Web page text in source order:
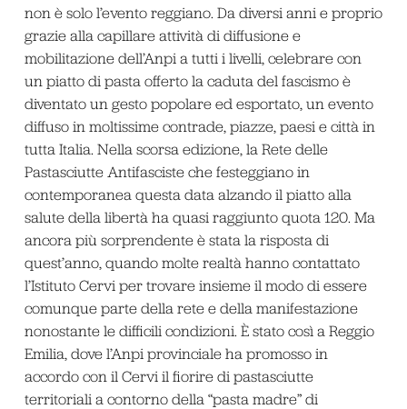
non è solo l’evento reggiano. Da diversi anni e proprio
grazie alla capillare attività di diffusione e
mobilitazione dell’Anpi a tutti i livelli, celebrare con
un piatto di pasta offerto la caduta del fascismo è
diventato un gesto popolare ed esportato, un evento
diffuso in moltissime contrade, piazze, paesi e città in
tutta Italia. Nella scorsa edizione, la Rete delle
Pastasciutte Antifasciste che festeggiano in
contemporanea questa data alzando il piatto alla
salute della libertà ha quasi raggiunto quota 120. Ma
ancora più sorprendente è stata la risposta di
quest’anno, quando molte realtà hanno contattato
l’Istituto Cervi per trovare insieme il modo di essere
comunque parte della rete e della manifestazione
nonostante le difficili condizioni. È stato così a Reggio
Emilia, dove l’Anpi provinciale ha promosso in
accordo con il Cervi il fiorire di pastasciutte
territoriali a contorno della “pasta madre” di